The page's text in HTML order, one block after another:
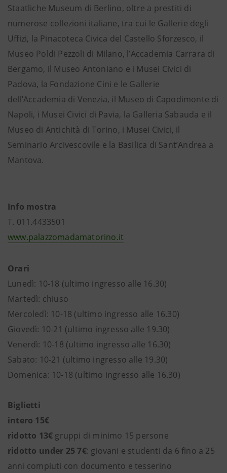
Staatliche Museum di Berlino, oltre a prestiti di
numerose collezioni italiane, tra cui le Gallerie degli
Uffizi, la Pinacoteca Civica del Castello Sforzesco, il
Museo Poldi Pezzoli di Milano, l’Accademia Carrara di
Bergamo, il Museo Antoniano e i Musei Civici di
Padova, la Fondazione Cini e le Gallerie
dell’Accademia di Venezia, il Museo di Capodimonte di
Napoli, i Musei Civici di Pavia, la Galleria Sabauda e il
Museo di Antichità di Torino, i Musei Civici, il
Seminario Arcivescovile e la Basilica di Sant’Andrea a
Mantova.
Info mostra
T. 011.4433501
www.palazzomadamatorino.it
Orari
Lunedì: 10-18 (ultimo ingresso alle 16.30)
Martedì: chiuso
Mercoledì: 10-18 (ultimo ingresso alle 16.30)
Giovedì: 10-21 (ultimo ingresso alle 19.30)
Venerdì: 10-18 (ultimo ingresso alle 16.30)
Sabato: 10-21 (ultimo ingresso alle 19.30)
Domenica: 10-18 (ultimo ingresso alle 16.30)
Biglietti
intero 15€
ridotto 13€ gruppi di minimo 15 persone
ridotto under 25 7€: giovani e studenti da 6 fino a 25
anni compiuti con documento e tesserino